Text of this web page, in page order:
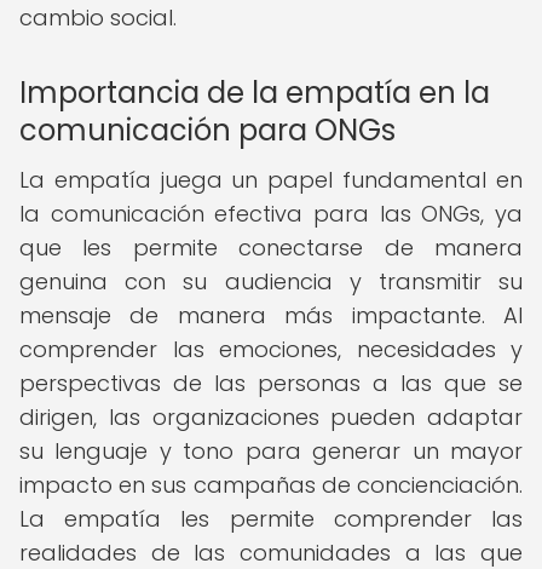
cambio social.
Importancia de la empatía en la
comunicación para ONGs
La empatía juega un papel fundamental en
la comunicación efectiva para las ONGs, ya
que les permite conectarse de manera
genuina con su audiencia y transmitir su
mensaje de manera más impactante. Al
comprender las emociones, necesidades y
perspectivas de las personas a las que se
dirigen, las organizaciones pueden adaptar
su lenguaje y tono para generar un mayor
impacto en sus campañas de concienciación.
La empatía les permite comprender las
realidades de las comunidades a las que